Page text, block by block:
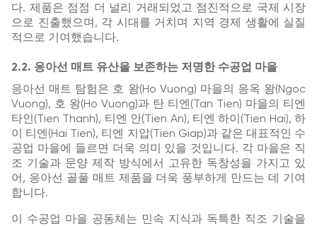
다. 제품은 점점 더 널리 거래되었고 점진적으로 국제 시장
으로 진출했으며, 각 시대를 거치며 지역 경제 생활에 실질
적으로 기여했습니다.
2.2. 응아선 매트 유산을 보존하는 저명한 수공업 마을
응아선 매트 탐험은 호 왕(Ho Vuong) 마을의 응옥 왕(Ngoc
Vuong), 호 왕(Ho Vuong)과 탄 티엔(Tan Tien) 마을의 티엔
타인(Tien Thanh), 티엔 안(Tien An), 티엔 하이(Tien Hai), 하
이 티엔(Hai Tien), 티엔 지압(Tien Giap)과 같은 대표적인 수
공업 마을에 들르면 더욱 의미 있을 것입니다. 각 마을은 직
조 기술과 문양 제작 방식에서 고유한 독창성을 가지고 있
어, 응아선 골풀 매트 제품을 더욱 풍부하게 만드는 데 기여
합니다.
이 수공업 마을 공동체는 민속 지식과 독특한 직조 기술을